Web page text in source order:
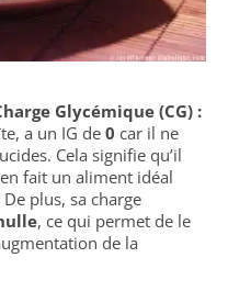
Glycémique (CG) :
a un IG de 0 car il ne
Cela signifie qu’il
fait un aliment idéal
plus, sa charge
, ce qui permet de le
de la